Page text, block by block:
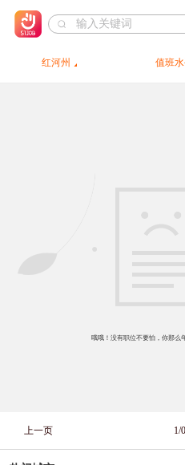
红河州 值班
哦哦！没有职位不要怕，你那么
上一页 1/0